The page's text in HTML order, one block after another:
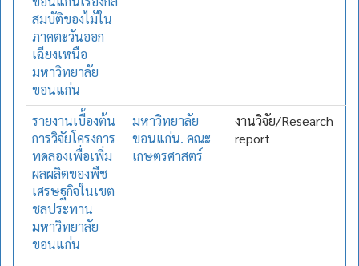
สมบัติของไม้ใน
ภาคตะวันออก
เฉียงเหนือ
มหาวิทยาลัย
ขอนแก่น
รายงานเบื้องต้น
การวิจัยโครงการ
ทดลองเพื่อเพิ่ม
ผลผลิตของพืช
เศรษฐกิจในเขต
ชลประทาน
มหาวิทยาลัย
ขอนแก่น
มหาวิทยาลัย
ขอนแก่น. คณะ
เกษตรศาสตร์
งานวิจัย/Research
report